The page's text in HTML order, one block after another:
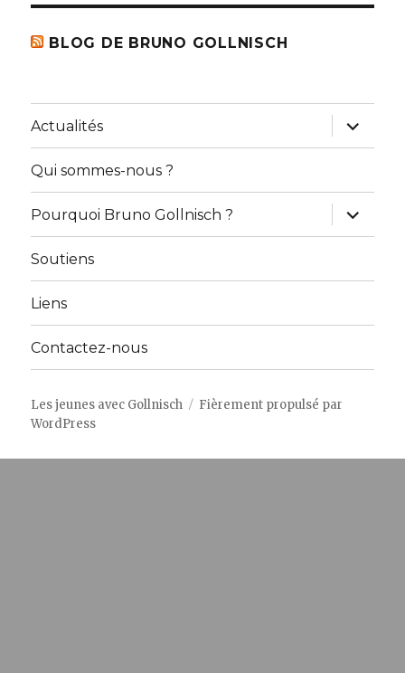
BLOG DE BRUNO GOLLNISCH
Actualités
ouvrir
le
sous-
Qui sommes-nous ?
Pourquoi Bruno Gollnisch ?
ouvrir
le
sous-
Soutiens
Liens
Contactez-nous
Les jeunes avec Gollnisch
Fièrement propulsé par
WordPress